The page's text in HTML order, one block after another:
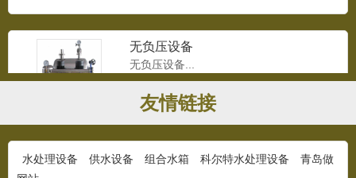
无负压设备
无负压设备...
供水设备
供水设备...
友情链接
水处理设备 供水设备 组合水箱 科尔特水处理设备
青岛做